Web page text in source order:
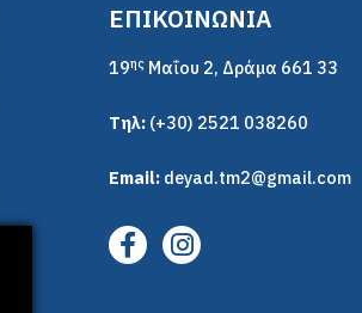
ΕΠΙΚΟΙΝΩΝΙΑ
19ης Μαΐου 2, Δράμα 661 33
Τηλ: (+30) 2521 038260
Email: deyad.tm2@gmail.com